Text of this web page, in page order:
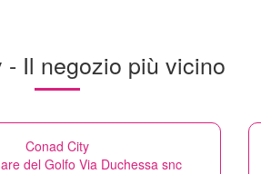
- Il negozio più vicino
Conad City
del Golfo Via Duchessa snc